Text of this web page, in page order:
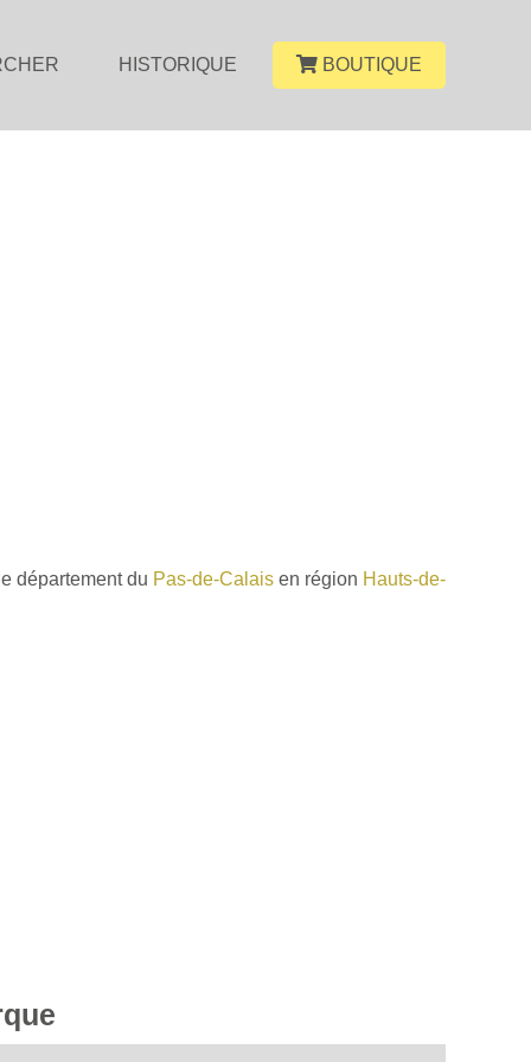
HISTORIQUE BOUTIQUE
département du Pas-de-Calaisen région Hauts-de-